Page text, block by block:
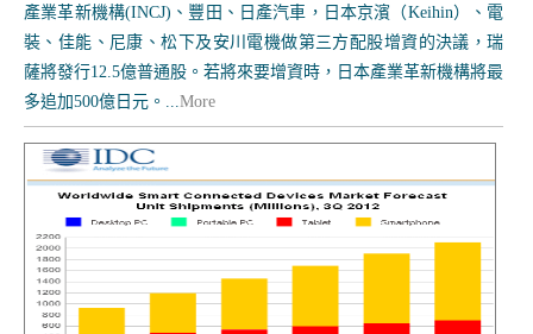
產業革新機構(INCJ)、豐田、日產汽車，日本京濱（Keihin）、電
裝、佳能、尼康、松下及安川電機做第三方配股增資的決議，瑞
薩將發行12.5億普通股。若將來要增資時，日本產業革新機構將最
多追加500億日元。...More